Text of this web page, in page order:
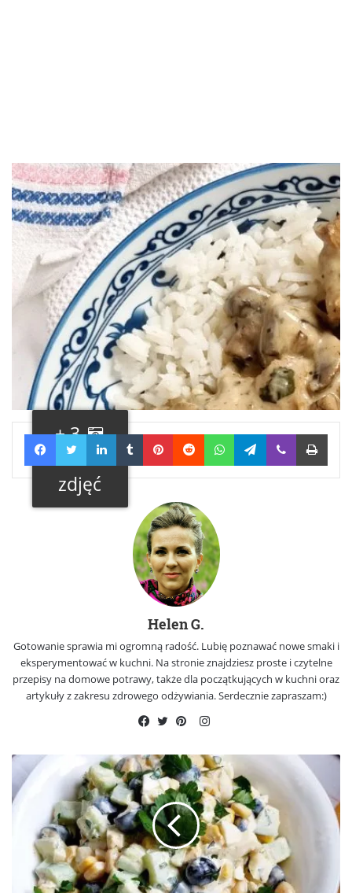
+ 3
Galeria
zdjęć
FacebookTwitterLinkedInTumblrPinterestRedditWhatsAppTelegramViber Print
Helen G.
Gotowanie sprawia mi ogromną radość. Lubię poznawać nowe smaki i
eksperymentować w kuchni. Na stronie znajdziesz proste i czytelne
przepisy na domowe potrawy, także dla początkujących w kuchni oraz
artykuły z zakresu zdrowego odżywiania. Serdecznie zapraszam:)
Instagram